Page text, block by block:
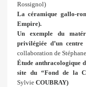
Rossignol)
La céramique gallo-
Empire).
Un exemple du
privilégiée d’un
collaboration de
Étude anthracologique
site du “Fond de la
Sylvie COUBRAY)